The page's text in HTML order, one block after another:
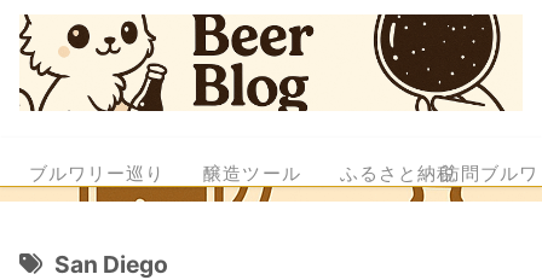
ブルワリー巡り 醸造ツール ふるさと納税訪問ブル
San Diego